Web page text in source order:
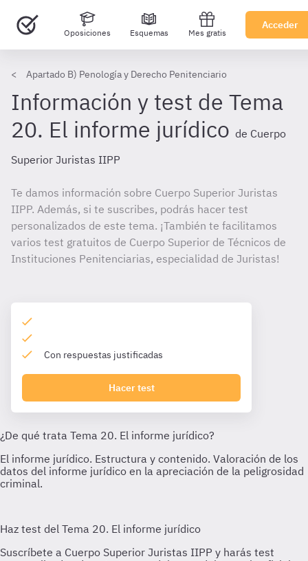
Oposiciones Esquemas Mes gratis
Acceder
Apartado B) Penología y Derecho Penitenciario
Información y test de Tema
20. El informe jurídico de Cuerpo
Superior Juristas IIPP
Te damos información sobre Cuerpo Superior Juristas
IIPP. Además, si te suscribes, podrás hacer test
personalizados de este tema. ¡También te facilitamos
varios test gratuitos de Cuerpo Superior de Técnicos de
Instituciones Penitenciarias, especialidad de Juristas!
Con respuestas justificadas
Hacer test